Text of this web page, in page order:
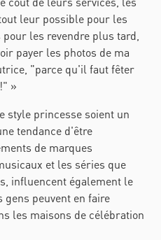
leur possible pour les
les revendre plus tard,
payer les photos de ma
"parce qu'il faut fêter
»
style princesse soient un
tendance d'être
de marques
et les séries que
influencent également le
gens peuvent en faire
les maisons de célébration